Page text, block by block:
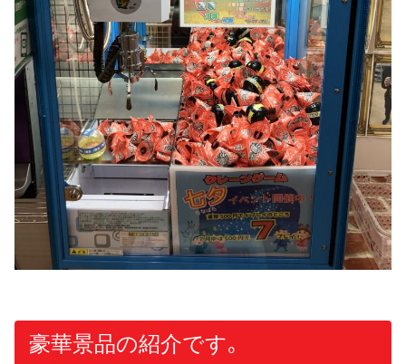
豪華景品の紹介です｡